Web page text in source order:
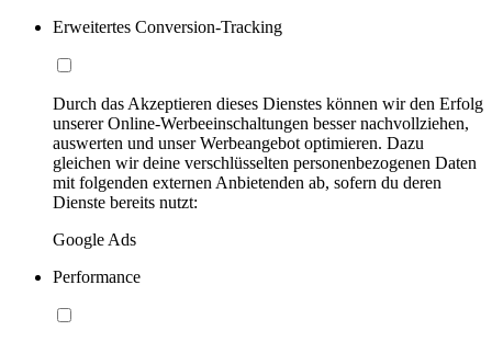
Erweitertes Conversion-Tracking
Durch das Akzeptieren dieses Dienstes können wir den Erfolg
unserer Online-Werbeeinschaltungen besser nachvollziehen,
auswerten und unser Werbeangebot optimieren. Dazu
gleichen wir deine verschlüsselten personenbezogenen Daten
mit folgenden externen Anbietenden ab, sofern du deren
Dienste bereits nutzt:
Google Ads
Performance